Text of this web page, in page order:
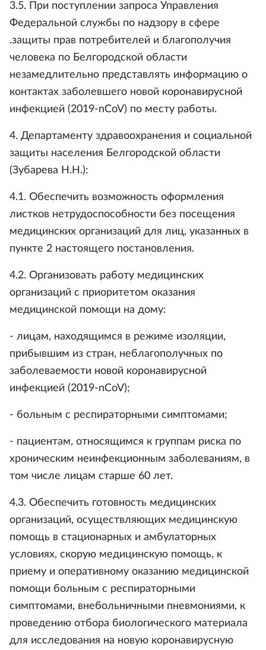
3.5. При поступлении запроса Управления
Федеральной службы по надзору в сфере
.защиты прав потребителей и благополучия
человека по Белгородской области
незамедлительно представлять информацию о
контактах заболевшего новой коронавирусной
инфекцией (2019-nCoV) по месту работы.
4. Департаменту здравоохранения и социальной
защиты населения Белгородской области
(Зубарева Н.Н.):
4.1. Обеспечить возможность оформления
листков нетрудоспособности без посещения
медицинских организаций для лиц, указанных в
пункте 2 настоящего постановления.
4.2. Организовать работу медицинских
организаций с приоритетом оказания
медицинской помощи на дому:
- лицам, находящимся в режиме изоляции,
прибывшим из стран, неблагополучных по
заболеваемости новой коронавирусной
инфекцией (2019-nCoV);
- больным с респираторными симптомами;
- пациентам, относящимся к группам риска по
хроническим неинфекционным заболеваниям, в
том числе лицам старше 60 лет.
4.3. Обеспечить готовность медицинских
организаций, осуществляющих медицинскую
помощь в стационарных и амбулаторных
условиях, скорую медицинскую помощь, к
приему и оперативному оказанию медицинской
помощи больным с респираторными
симптомами, внебольничными пневмониями, к
проведению отбора биологического материала
для исследования на новую коронавирусную